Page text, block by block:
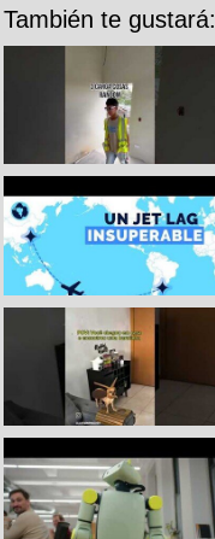
También te gustará: